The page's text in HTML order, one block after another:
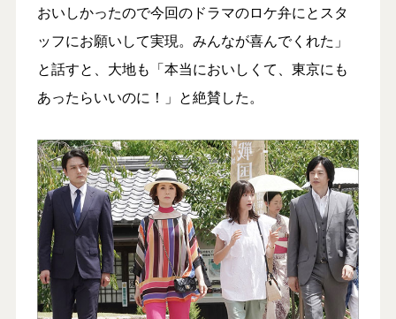
おいしかったので今回のドラマのロケ弁にとスタ
ッフにお願いして実現。みんなが喜んでくれた」
と話すと、大地も「本当においしくて、東京にも
あったらいいのに！」と絶賛した。